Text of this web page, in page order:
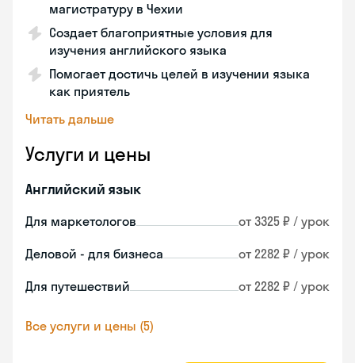
магистратуру в Чехии
Создает благоприятные условия для
изучения английского языка
Помогает достичь целей в изучении языка
как приятель
Читать дальше
Услуги и цены
Английский язык
Для маркетологов от 3325 ₽ / урок
Деловой - для бизнеса от 2282 ₽ / урок
Для путешествий от 2282 ₽ / урок
Все услуги и цены (5)